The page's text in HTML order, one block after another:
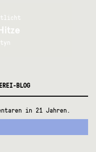
BLOG
in 21 Jahren.